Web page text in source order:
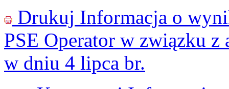
Drukuj Informacja o
PSE Operator w związku
w dniu 4 lipca br.